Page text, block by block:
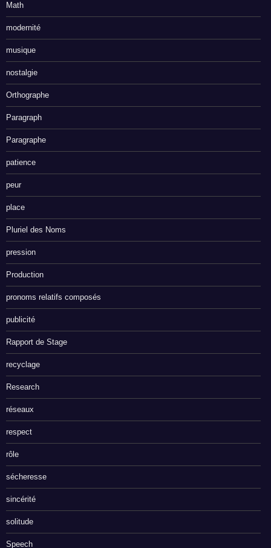
Math
modernité
musique
nostalgie
Orthographe
Paragraph
Paragraphe
patience
peur
place
Pluriel des Noms
pression
Production
pronoms relatifs composés
publicité
Rapport de Stage
recyclage
Research
réseaux
respect
rôle
sécheresse
sincérité
solitude
Speech